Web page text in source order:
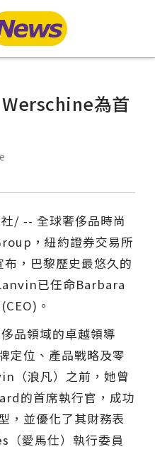
為首
/ -- 全球奢侈品時尚
，紐約證券交易所
，巴黎歷史最悠久的
已任命Barbara
。
品領域的卓越領導
定位、產品戰略及零
（浪凡）之前，她曾
的首席執行官，成功
，並優化了其財務表
（愛馬仕）執行委員